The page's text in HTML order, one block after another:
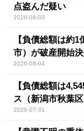
点盗んだ疑い
2026-08-03
【負債総額は約
市）が破産開始
2026-08-04
【負債総額は
ス（新潟市秋葉
2026-07-31